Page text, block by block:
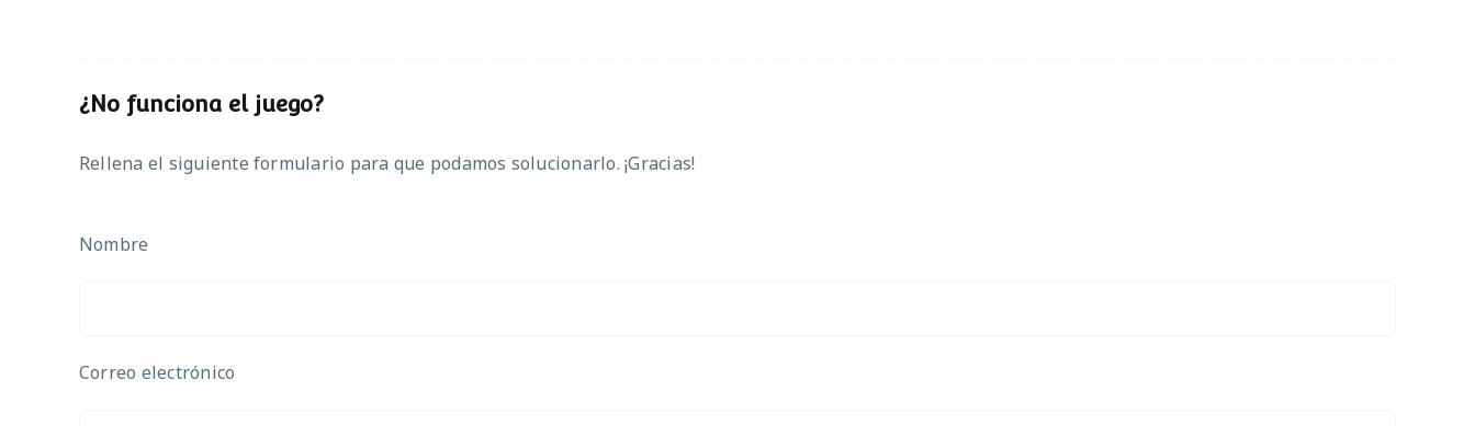
¿No funciona el juego?
Rellena el siguiente formulario para que podamos solucionarlo. ¡Gracias!
Nombre
Correo electrónico